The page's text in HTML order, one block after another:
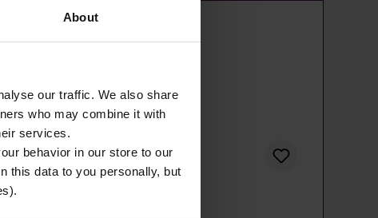
About
our traffic. We also share
who may combine it with
services.
behavior in our store to our
this data to you personally, but